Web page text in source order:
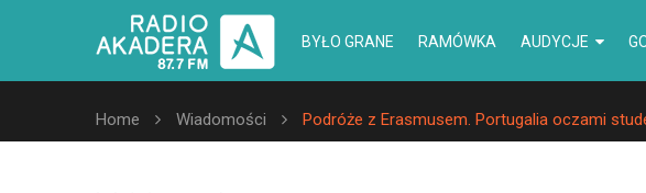
BYŁO GRANE RAMÓWKA AUDYCJE
Home Wiadomości Podróże z Erasmusem. Portugalia oczami